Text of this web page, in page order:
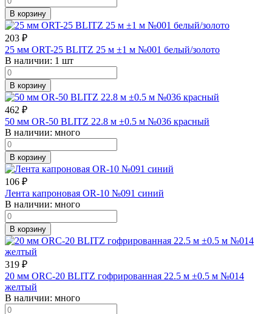
В корзину
203 ₽
25 мм ORT-25 BLITZ 25 м ±1 м №001 белый/золото
В наличии: 1 шт
В корзину
462 ₽
50 мм OR-50 BLITZ 22.8 м ±0.5 м №036 красный
В наличии: много
В корзину
106 ₽
Лента капроновая OR-10 №091 синий
В наличии: много
В корзину
319 ₽
20 мм ORC-20 BLITZ гофрированная 22.5 м ±0.5 м №014
желтый
В наличии: много